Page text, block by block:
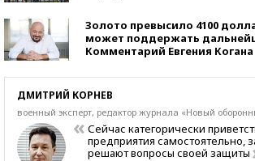
Золото превысило 4100
может поддержать
Комментарий Евгения Когана
ДМИТРИЙ КОРНЕВ
военный эксперт, редактор журнала «Новый
Сейчас категорически
предприятия самостоятельно,
решают вопросы своей защиты